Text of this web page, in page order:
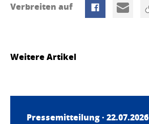
Verbreiten auf
Weitere Artikel
Pressemitteilung · 22.07.2026